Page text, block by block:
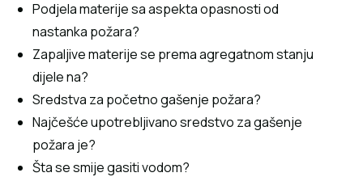
Podjela materije sa aspekta opasnosti od
nastanka požara?
Zapaljive materije se prema agregatnom stanju
dijele na?
Sredstva za početno gašenje požara?
Najčešće upotrebljivano sredstvo za gašenje
požara je?
Šta se smije gasiti vodom?